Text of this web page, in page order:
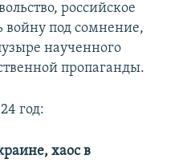
российское
войну под сомнение,
наученного
пропаганды.
год:
хаос в